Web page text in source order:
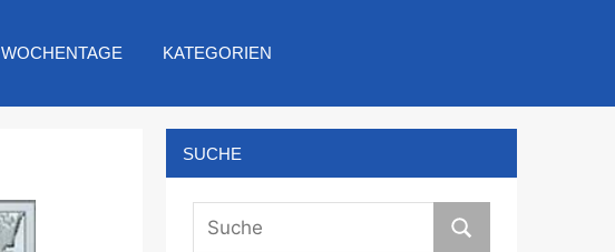
WOCHENTAGE KATEGORIEN
SUCHE